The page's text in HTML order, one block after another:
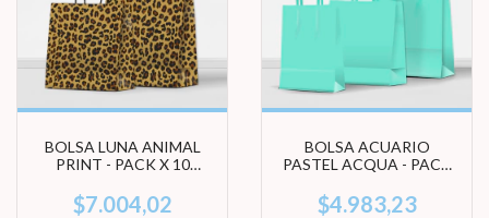
BOLSA LUNA ANIMAL
PRINT - PACK X 10
TAMAÑO)
$7.004,02
BOLSA ACUARIO
PASTEL ACQUA - PACK
TAMAÑO)
$4.983,23